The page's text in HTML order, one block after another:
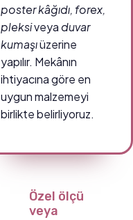
poster kâğıdı, forex,
pleksiveya duvar
kumaşıüzerine
yapılır. Mekânın
ihtiyacına göre en
uygun malzemeyi
birlikte belirliyoruz.
Özel ölçü
veya